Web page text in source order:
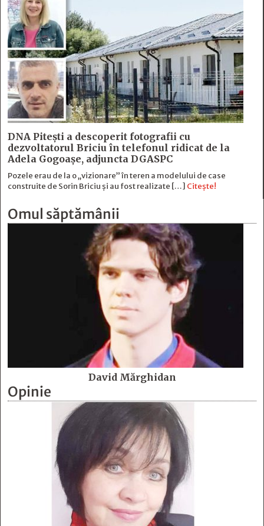
DNA Piteşti a descoperit fotografii cu
dezvoltatorul Briciu în telefonul ridicat de la
Adela Gogoaşe, adjuncta DGASPC
Pozele erau de la o „vizionare” în teren a modelului de case
construite de Sorin Briciu şi au fost realizate […] Citește!
Omul săptămânii
David Mărghidan
Opinie